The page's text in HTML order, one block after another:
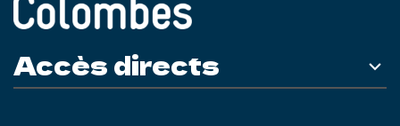
Accès directs